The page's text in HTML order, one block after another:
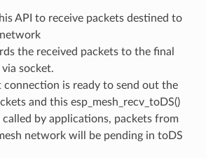
API to receive packets destined to
the received packets to the final
socket.
connection is ready to send out the
and this esp_mesh_recv_toDS()
called by applications, packets from
network will be pending in toDS